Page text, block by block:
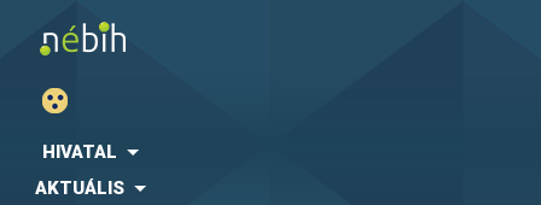
HIVATAL
AKTUÁLIS